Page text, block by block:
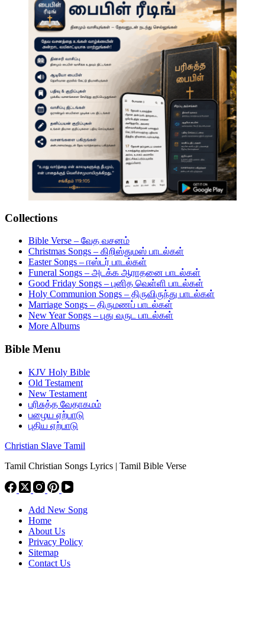
Collections
Bible Verse – வேத வசனம்
Christmas Songs – கிறிஸ்துமஸ் பாடல்கள்
Easter Songs – ஈஸ்டர் பாடல்கள்
Funeral Songs – அடக்க ஆராதனை பாடல்கள்
Good Friday Songs – புனித வெள்ளி பாடல்கள்
Holy Communion Songs – திருவிருந்து பாடல்கள்
Marriage Songs – திருமணப் பாடல்கள்
New Year Songs – புது வருட பாடல்கள்
More Albums
Bible Menu
KJV Holy Bible
Old Testament
New Testament
பரிசுத்த வேதாகமம்
பழைய ஏற்பாடு
புதிய ஏற்பாடு
Christian Slave Tamil
Tamil Christian Songs Lyrics | Tamil Bible Verse
Add New Song
Home
About Us
Privacy Policy
Sitemap
Contact Us